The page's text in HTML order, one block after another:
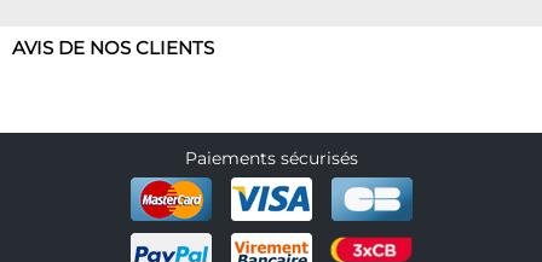
AVIS DE NOS CLIENTS
Paiements sécurisés